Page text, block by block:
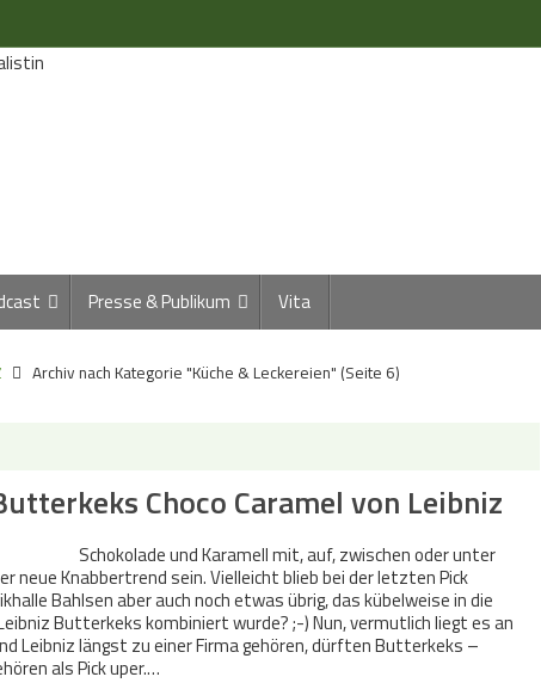
Presse & Publikum Vita
Archiv nach Kategorie "Küche & Leckereien" (Seite 6)
Choco Caramel von Leibniz
Schokolade und Karamell mit, auf, zwischen oder unter
neue Knabbertrend sein. Vielleicht blieb bei der letzten Pick
Bahlsen aber auch noch etwas übrig, das kübelweise in die
Butterkeks kombiniert wurde? ;-) Nun, vermutlich liegt es an
Leibniz längst zu einer Firma gehören, dürften Butterkeks –
als Pick uper.…